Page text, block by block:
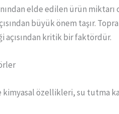
elde edilen ürün miktarı
büyük önem taşır.
kritik bir faktördür.
kimyasal özellikleri, su tutma